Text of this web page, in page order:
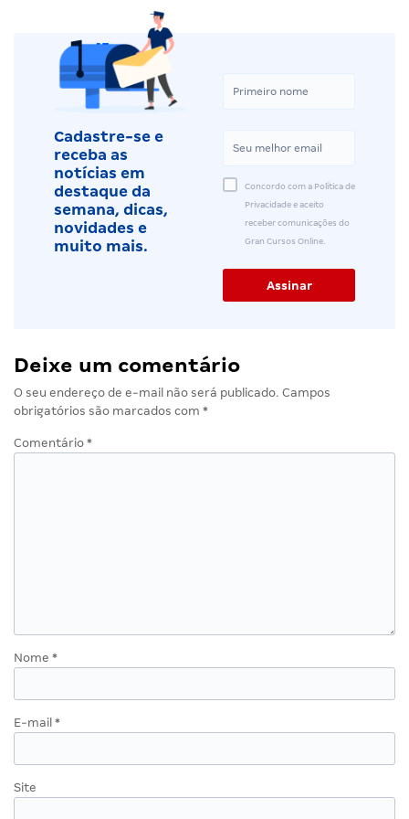
Cadastre-se e
receba as
notícias em
destaque da
semana, dicas,
novidades e
muito mais.
Concordo com a Política de
Privacidade e aceito
receber comunicações do
Gran Cursos Online.
Deixe um comentário
O seu endereço de e-mail não será publicado. Campos
obrigatórios são marcados com *
Comentário *
Nome *
E-mail *
Site